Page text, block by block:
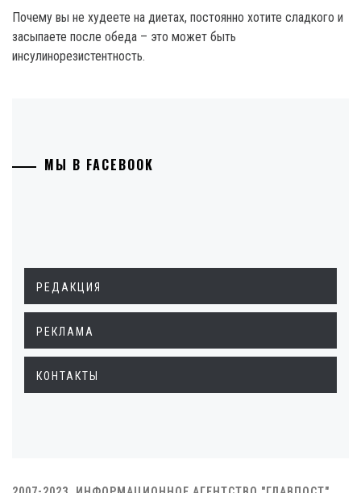
Почему вы не худеете на диетах, постоянно хотите сладкого и
засыпаете после обеда – это может быть
инсулинорезистентность.
МЫ В FACEBOOK
РЕДАКЦИЯ
РЕКЛАМА
КОНТАКТЫ